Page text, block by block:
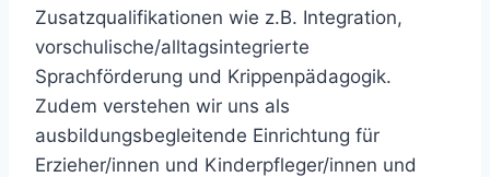
Zusatzqualifikationen wie z.B. Integration,
vorschulische/alltagsintegrierte
Sprachförderung und Krippenpädagogik.
Zudem verstehen wir uns als
ausbildungsbegleitende Einrichtung für
Erzieher/innen und Kinderpfleger/innen und